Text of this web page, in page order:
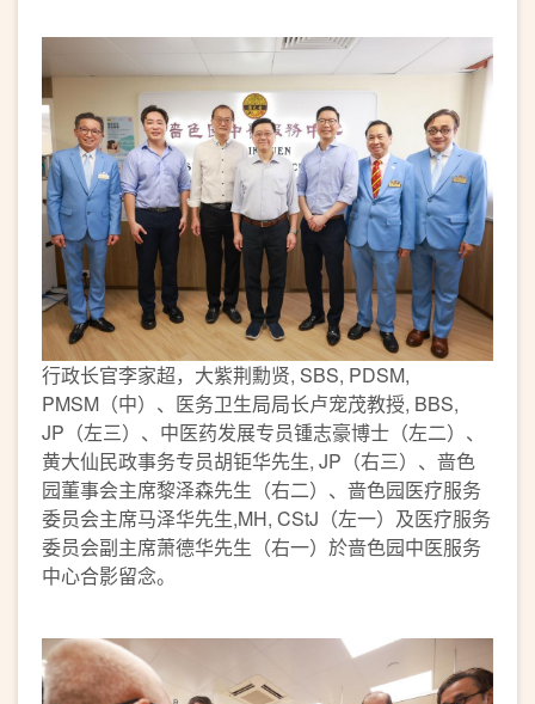
行政长官李家超，大紫荆勳贤, SBS, PDSM,
PMSM（中）、医务卫生局局长卢宠茂教授, BBS,
JP（左三）、中医药发展专员锺志豪博士（左二）、
黄大仙民政事务专员胡钜华先生, JP（右三）、啬色
园董事会主席黎泽森先生（右二）、啬色园医疗服务
委员会主席马泽华先生,MH, CStJ（左一）及医疗服务
委员会副主席萧德华先生（右一）於啬色园中医服务
中心合影留念。